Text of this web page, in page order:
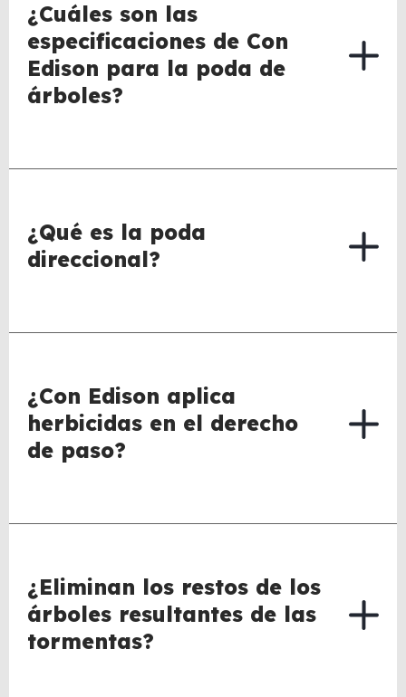
¿Cuáles son las
especificaciones de Con
Edison para la poda de
árboles?
¿Qué es la poda
direccional?
¿Con Edison aplica
herbicidas en el derecho
de paso?
¿Eliminan los restos de los
árboles resultantes de las
tormentas?